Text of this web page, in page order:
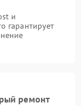
и
гарантирует
ремонт